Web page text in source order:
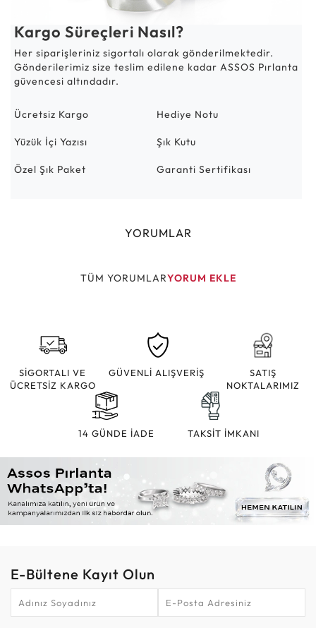
Kargo Süreçleri Nasıl?
Her siparişleriniz sigortalı olarak gönderilmektedir.
Gönderilerimiz size teslim edilene kadar ASSOS Pırlanta
güvencesi altındadır.
Ücretsiz Kargo Hediye Notu
Yüzük İçi Yazısı Şık Kutu
Özel Şık Paket Garanti Sertifikası
YORUMLAR
TÜM YORUMLARYORUM EKLE
SİGORTALI VE
ÜCRETSİZ KARGO
GÜVENLİ ALIŞVERİŞ
SATIŞ
NOKTALARIMIZ
14 GÜNDE İADE TAKSİT İMKANI
E-Bültene Kayıt Olun